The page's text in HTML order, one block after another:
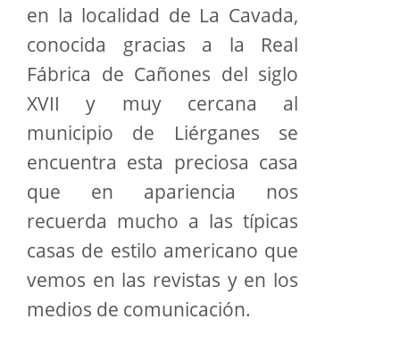
en la localidad de La Cavada,
conocida gracias a la Real
Fábrica de Cañones del siglo
XVII y muy cercana al
municipio de Liérganes se
encuentra esta preciosa casa
que en apariencia nos
recuerda mucho a las típicas
casas de estilo americano que
vemos en las revistas y en los
medios de comunicación.